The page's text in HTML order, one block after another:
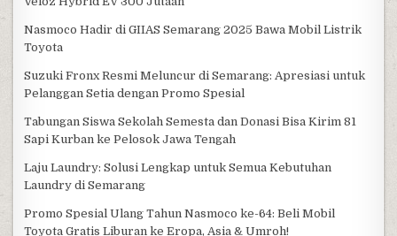
Nasmoco Hadir di GIIAS Semarang 2025 Bawa Mobil Listrik
Toyota
Suzuki Fronx Resmi Meluncur di Semarang: Apresiasi untuk
Pelanggan Setia dengan Promo Spesial
Tabungan Siswa Sekolah Semesta dan Donasi Bisa Kirim 81
Sapi Kurban ke Pelosok Jawa Tengah
Laju Laundry: Solusi Lengkap untuk Semua Kebutuhan
Laundry di Semarang
Promo Spesial Ulang Tahun Nasmoco ke-64: Beli Mobil
Toyota Gratis Liburan ke Eropa, Asia & Umroh!